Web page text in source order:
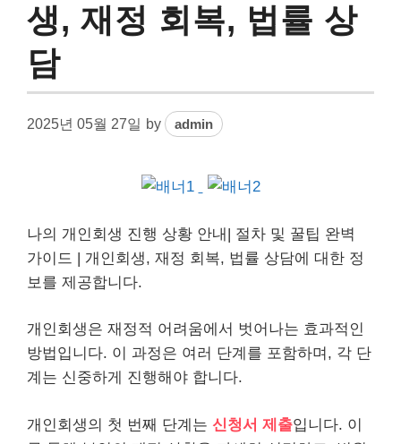
생, 재정 회복, 법률 상
담
2025년 05월 27일 by admin
나의 개인 회생 진행 상황 안내| 절차 및 꿀팁 완벽
가이드 | 개인 회생, 재정 회복, 법률 상담에 대한 정
보를 제공합니다.
개인회생은 재정적 어려움에서 벗어나는 효과적인
방법입니다. 이 과정은 여러 단계를 포함하며, 각 단
계는 신중하게 진행해야 합니다.
개인회생의 첫 번째 단계는 신청서 제출입니다. 이